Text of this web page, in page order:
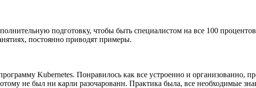
подготовку, чтобы быть специалистом на все 100
постоянно приводят примеры.
Kubernetes. Понравилось как все устроенно и организованно,
не был ни карли разочарованн. Практика была, все необходимые